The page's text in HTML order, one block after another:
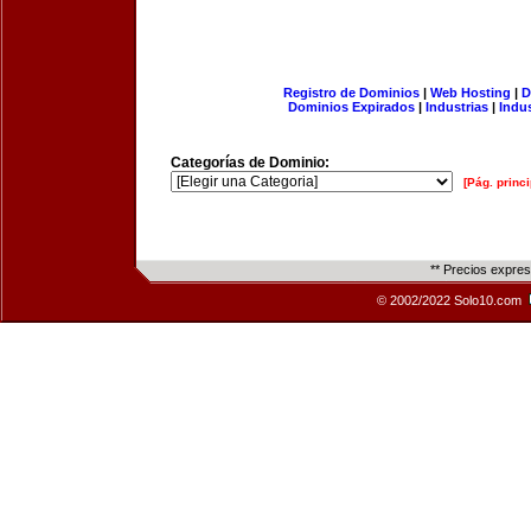
Registro de Dominios| Web Hosting |
Dominios Expirados | Industrias |
Categorías de Dominio:
[Pág.
** Precios
© 2002/2022 Solo10.com